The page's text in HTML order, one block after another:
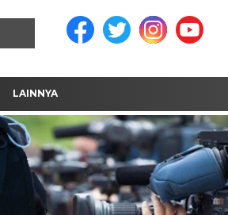
LAINNYA